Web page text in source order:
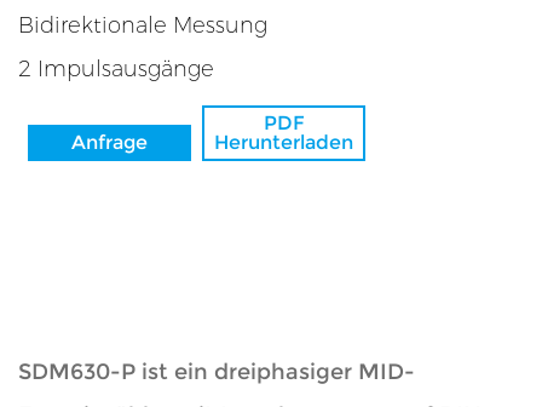
Bidirektionale Messung
2 Impulsausgänge
Anfrage
PDF
Herunterladen
SDM630-P ist ein dreiphasiger MID-